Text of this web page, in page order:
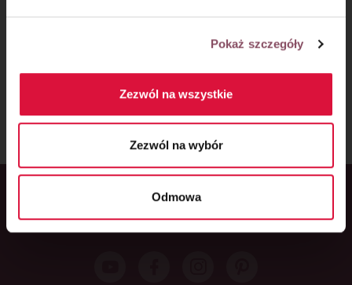
Pokaż szczegóły
Zezwól na wszystkie
Zezwól na wybór
Odmowa
REKLAMOWEJ Z WŁAŚCICIELAMI MAREK:
Główny partner serwisu